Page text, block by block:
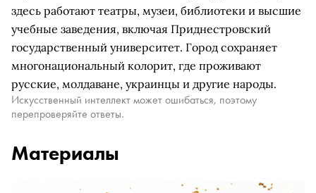
здесь работают театры, музеи, библиотеки и высшие
учебные заведения, включая Приднестровский
государственный университет. Город сохраняет
многонациональный колорит, где проживают
русские, молдаване, украинцы и другие народы.
Искусственный интеллект может ошибаться, поэтому
перепроверяйте ответы.
Материалы